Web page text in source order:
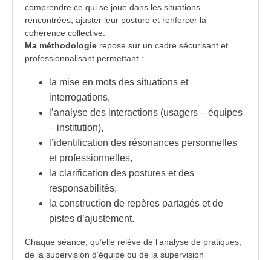
comprendre ce qui se joue dans les situations
rencontrées, ajuster leur posture et renforcer la
cohérence collective.
Ma méthodologie repose sur un cadre sécurisant et
professionnalisant permettant :
la mise en mots des situations et
interrogations,
l’analyse des interactions (usagers – équipes
– institution),
l’identification des résonances personnelles
et professionnelles,
la clarification des postures et des
responsabilités,
la construction de repères partagés et de
pistes d’ajustement.
Chaque séance, qu’elle relève de l’analyse de pratiques,
de la supervision d’équipe ou de la supervision